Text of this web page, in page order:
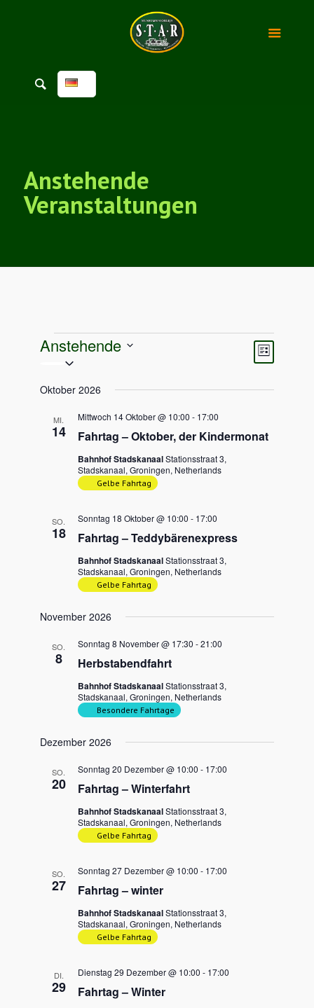
Anstehende
Veranstaltungen
Veranstaltungen
Liste
Anstehende
Datum
Oktober 2026
MI.
14 Fahrtag – Oktober, der Kindermonat
Mittwoch 14 Oktober @ 10:00 - 17:00
Bahnhof StadskanaalStationsstraat 3,
Stadskanaal, Groningen, Netherlands
Gelbe Fahrtag
SO.
18 Fahrtag – Teddybärenexpress
Sonntag 18 Oktober @ 10:00 - 17:00
Bahnhof StadskanaalStationsstraat 3,
Stadskanaal, Groningen, Netherlands
Gelbe Fahrtag
November 2026
SO.
8 Herbstabendfahrt
Sonntag 8 November @ 17:30 -21:00
Bahnhof StadskanaalStationsstraat 3,
Stadskanaal, Groningen, Netherlands
Besondere Fahrtage
Dezember 2026
SO.
20 Fahrtag – Winterfahrt
Sonntag 20 Dezember @ 10:00 - 17:00
Bahnhof StadskanaalStationsstraat 3,
Stadskanaal, Groningen, Netherlands
Gelbe Fahrtag
SO.
27 Fahrtag – winter
Sonntag 27 Dezember @ 10:00 - 17:00
Bahnhof StadskanaalStationsstraat 3,
Stadskanaal, Groningen, Netherlands
Gelbe Fahrtag
DI.
29 Fahrtag – Winter
Dienstag 29 Dezember @ 10:00 - 17:00